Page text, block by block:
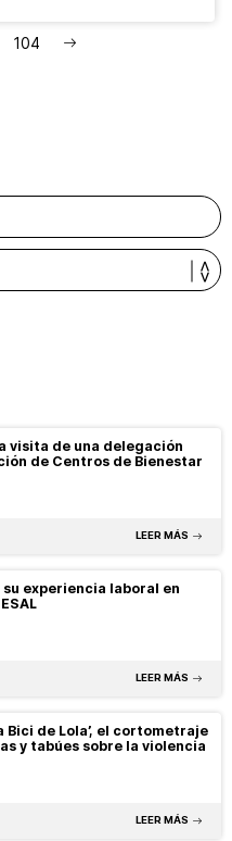
104
visita de una delegación
de Centros de Bienestar
LEER MÁS
experiencia laboral en
LEER MÁS
Bici de Lola’, el cortometraje
y tabúes sobre la violencia
LEER MÁS